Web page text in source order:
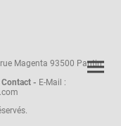
Magenta 93500 Pantin
Contact - E-Mail :